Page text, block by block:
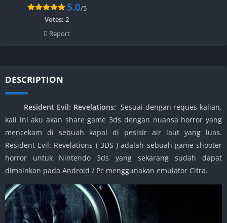
5.0/5
Votes: 2
Report
DESCRIPTION
Resident Evil: Revelations: Sesuai dengan reques kalian,
kali ini aku akan share game 3ds dengan nuansa horror yang
mencekam di sebuah kapal di pesisir air laut yang luas.
Resident Evil: Revelations ( 3DS ) adalah sebuah game shooter
horror untuk Nintendo 3ds yang sekarang sudah dapat
dimainkan pada Android / Pc menggunakan emulator Citra.